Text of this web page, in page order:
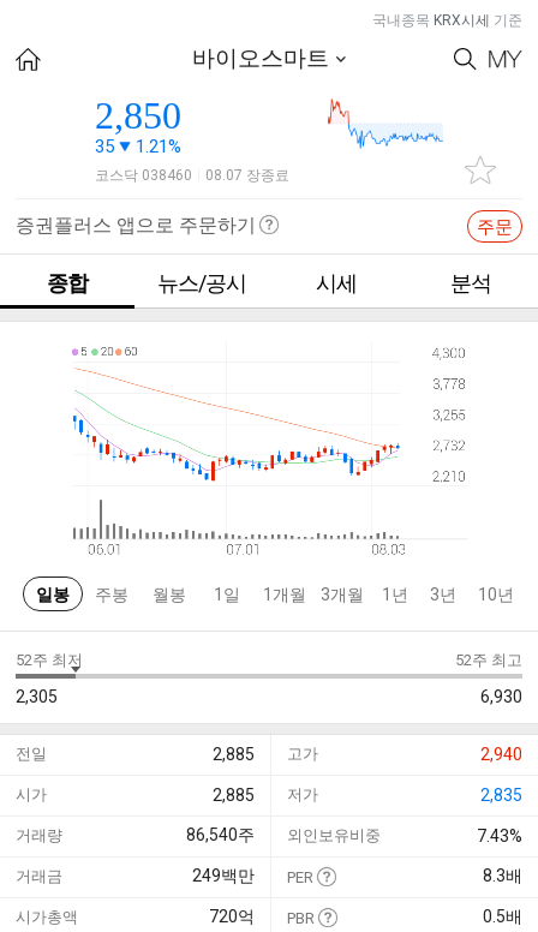
국내종목 KRX시세 기준
바이오스마트
2,850
35 1.21%
코스닥 038460 08.07 장종료
증권플러스 앱으로 주문하기 주문
종합 뉴스/공시 시세 분석
일봉 주봉 월봉 1일 1개월 3개월 1년 3년 10년
52주 최저
2,305
52주 최고
6,930
전일 2,885 고가 2,940
시가 2,885 저가 2,835
거래량 86,540주 외인보유비중 7.43%
거래금 249백만 PER 8.3배
시가총액 720억 PBR 0.5배